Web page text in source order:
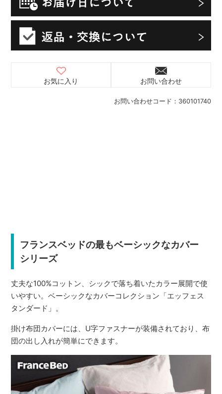
お問い合わせコード： 360101740
お気に入り お問い合わせ
フランスベッドの最もベーシックなカバー
シリーズ
丈夫な100%コットン、シックで落ち着いたカラー展開で使
いやすい。ベーシックなカバーコレクション「エッフェス
タンダード」。
掛け布団カバーには、U字ファスナーが装備されており、布
団の出し入れが簡単にできます。